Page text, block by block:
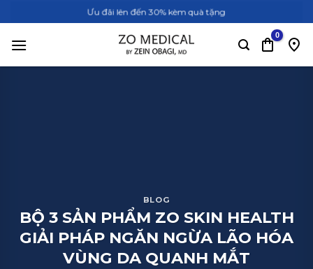
qua
nội
Ưu đãi lên đến 30% kèm quà tặng
BLOG
BỘ 3 SẢN PHẨM ZO SKIN HEALTH
GIẢI PHÁP NGĂN NGỪA LÃO HÓA
VÙNG DA QUANH MẮT